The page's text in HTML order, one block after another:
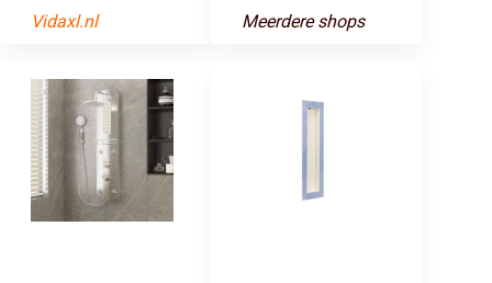
Vidaxl.nl
Meerdere shops